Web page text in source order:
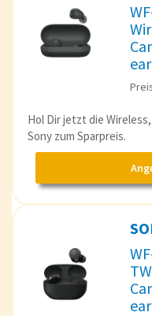
Hol Dir jetzt die
Sony zum Sparpreis.